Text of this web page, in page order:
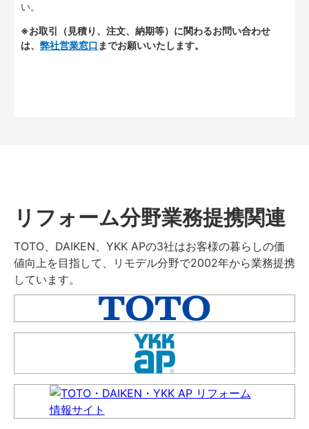
い。
※お取引（見積り、注文、納期等）に関わるお問い合わせ
は、 弊社営業窓口 までお願いいたします。
リフォーム分野業務提携関連
TOTO、DAIKEN、YKK APの3社はお客様の暮らしの価
値向上を目指して、リモデル分野で2002年から業務提携
しています。